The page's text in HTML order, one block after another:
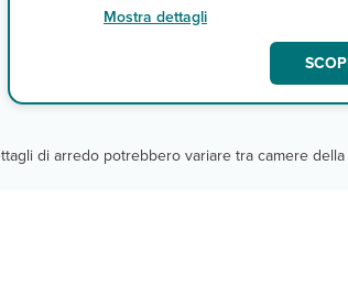
minifrigo, cassetta di sicurezza,
macchinetta per il caffè espresso,
connessione Wi-Fi gratuita e
Mostra dettagli
di arredo potrebbero variare tra camere